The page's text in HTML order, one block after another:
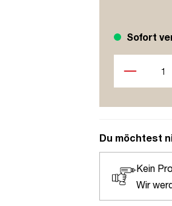
Sofort
Du möchtest
Kein
Wir